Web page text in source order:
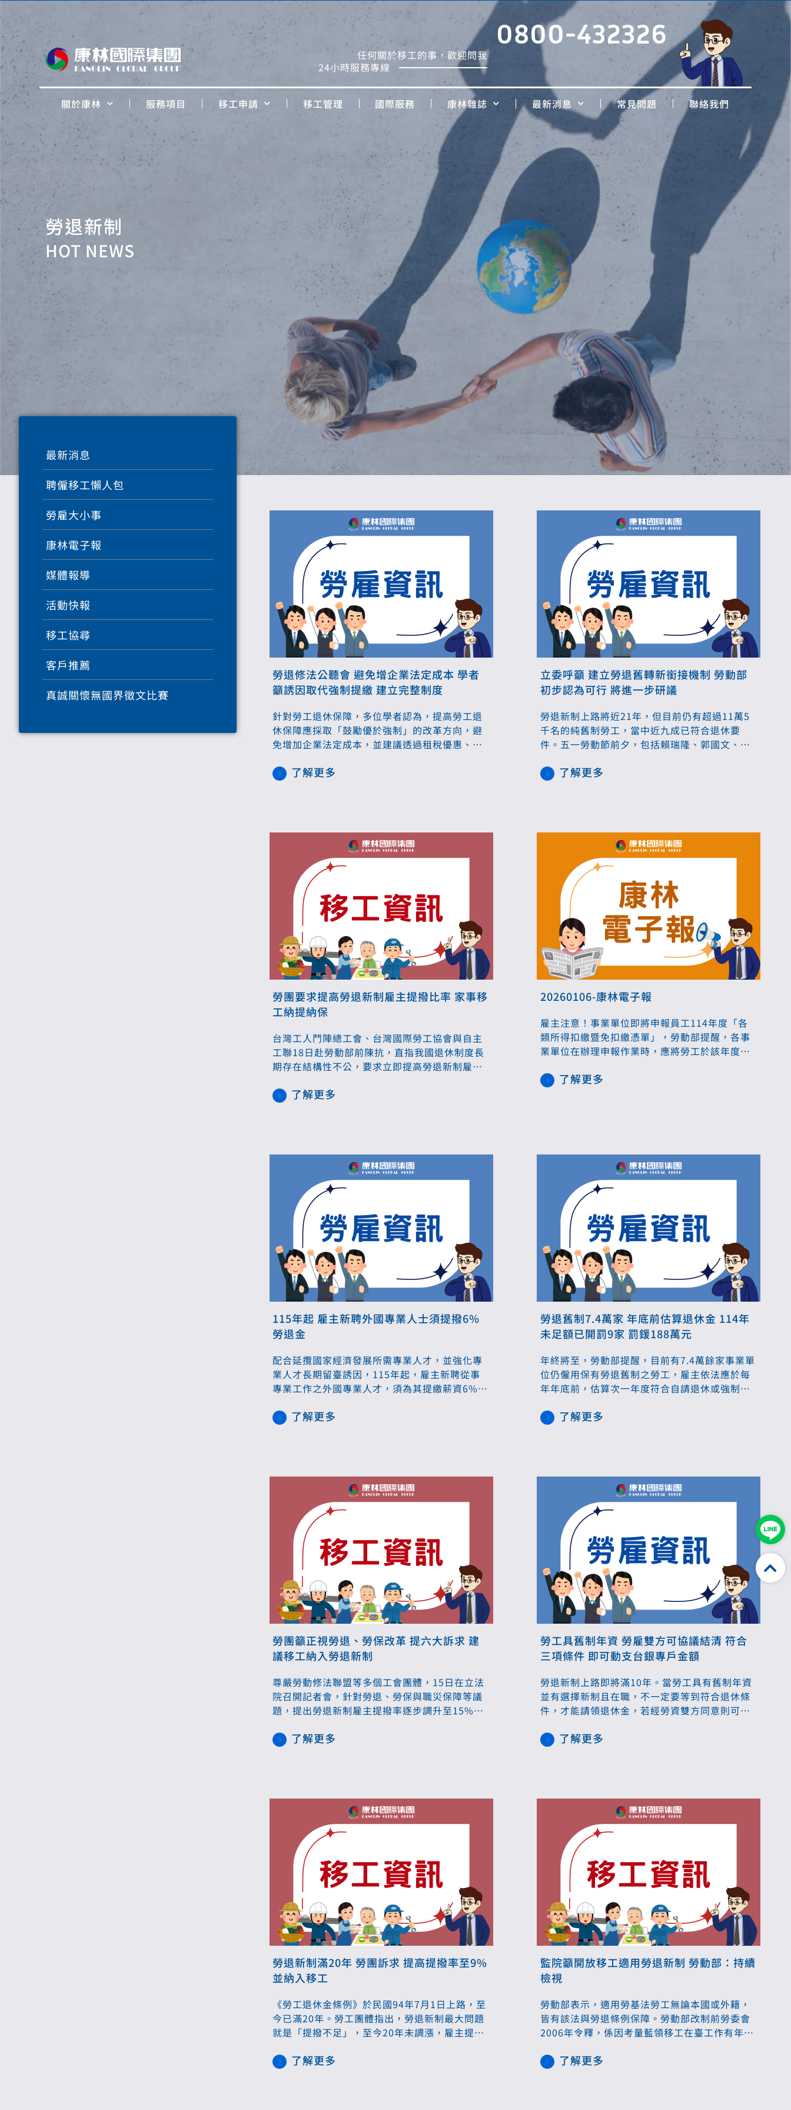
任何關於移工的事，歡迎問我
24小時服務專線
0800-432326
關於康林 服務項目 移工申請 移工管理 國際服務 康林雜誌 最新消息 常見問題 聯絡我們
勞退新制
HOT NEWS
最新消息
聘僱移工懶人包
勞雇大小事
康林電子報
媒體報導
活動快報
移工協尋
客戶推薦
真誠關懷無國界徵文比賽
勞退修法公聽會 避免增企業法定成本 學者
籲誘因取代強制提繳 建立完整制度
針對勞工退休保障，多位學者認為，提高勞工退
休保障應採取「鼓勵優於強制」的改革方向，避
免增加企業法定成本，並建議透過租稅優惠、團
整的退休保障體系。勞動部則表示，將持續檢討
了解更多
立委呼籲 建立勞退舊轉新銜接機制 勞動部
初步認為可行 將進一步研議
勞退新制上路將近21年，但目前仍有超過11萬5
千名的純舊制勞工，當中近九成已符合退休要
件。五一勞動節前夕，包括賴瑞隆、郭國文、鍾
行政院、勞動部儘速建立「勞退舊轉新」的制
願意朝此方向進行研議。
了解更多
勞團要求提高勞退新制雇主提撥比率 家事移
工納提納保
台灣工人鬥陣總工會、台灣國際勞工協會與自主
工聯18日赴勞動部前陳抗，直指我國退休制度長
期存在結構性不公，要求立即提高勞退新制雇主
入新制，同時主張政府應補助弱勢家庭雇主，以
了解更多
20260106-康林電子報
雇主注意！事業單位即將申報員工114年度「各
類所得扣繳暨免扣繳憑單」，勞動部提醒，各事
業單位在辦理申報作業時，應將勞工於該年度內
扣除，以免勞工因此多繳稅款。
了解更多
115年起 雇主新聘外國專業人士須提撥6%
勞退金
配合延攬國家經濟發展所需專業人才，並強化專
業人才長期留臺誘因，115年起，雇主新聘從事
專業工作之外國專業人才，須為其提繳薪資6%的
書面提出保留勞退舊制，則一律轉為適用勞退新
了解更多
勞退舊制7.4萬家 年底前估算退休金 114年
未足額已開罰9家 罰鍰188萬元
年終將至，勞動部提醒，目前有7.4萬餘家事業單
位仍僱用保有勞退舊制之勞工，雇主依法應於每
年年底前，估算次一年度符合自請退休或強制退
月底前補足勞工退休準備金專戶差額，雇主未足
了解更多
勞團籲正視勞退、勞保改革 提六大訴求 建
議移工納入勞退新制
尊嚴勞動修法聯盟等多個工會團體，15日在立法
院召開記者會，針對勞退、勞保與職災保障等議
題，提出勞退新制雇主提撥率逐步調升至15%、
萬7,700元等六大改革訴求，勞團批現行制度嚴重
了解更多
勞工具舊制年資 勞雇雙方可協議結清 符合
三項條件 即可動支台銀專戶金額
勞退新制上路即將滿10年。當勞工具有舊制年資
並有選擇新制且在職，不一定要等到符合退休條
件，才能請領退休金，若經勞資雙方同意則可合
備金專戶支付結清金，或事業單位另行籌措給
有勞工退休準備金提撥義務。
了解更多
勞退新制滿20年 勞團訴求 提高提撥率至9%
並納入移工
《勞工退休金條例》於民國94年7月1日上路，至
今已滿20年。勞工團體指出，勞退新制最大問題
就是「提撥不足」，至今20年未調漲，雇主提撥
高至9％，並逐年提升至15％，並將移工納入勞
了解更多
監院籲開放移工適用勞退新制 勞動部：持續
檢視
勞動部表示，適用勞基法勞工無論本國或外籍，
皆有該法與勞退條例保障。勞動部改制前勞委會
2006年令釋，係因考量藍領移工在臺工作有年限
舊制提撥範圍，但移工若成就退休條件，雇主仍
了解更多